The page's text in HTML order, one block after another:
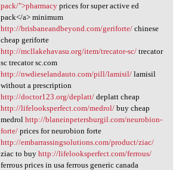
pack/">pharmacyprices for super active ed
pack</a> minimum
http://brisbaneandbeyond.com/geriforte/chinese
cheap geriforte
http://mcllakehavasu.org/item/trecator-sc/trecator
sc trecator sc.com
http://nwdieselandauto.com/pill/lamisil/lamisil
without a prescription
http://doctor123.org/deplatt/deplatt cheap
http://lifelooksperfect.com/medrol/buy cheap
medrol http://blaneinpetersburgil.com/neurobion-
forte/prices for neurobion forte
http://embarrassingsolutions.com/product/ziac/
ziac to buy http://lifelooksperfect.com/ferrous/
ferrous prices in usa ferrous generic canada